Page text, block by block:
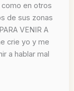
en otros
de sus zonas
VENIR A
crie yo y me
a hablar mal